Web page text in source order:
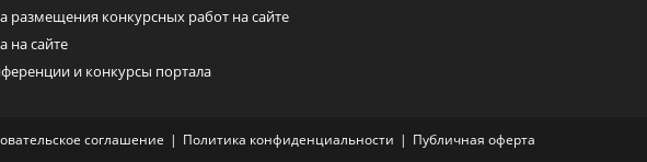
размещения конкурсных работ на сайте
на сайте
и конкурсы портала
соглашение Политика конфиденциальности Публичная оферта